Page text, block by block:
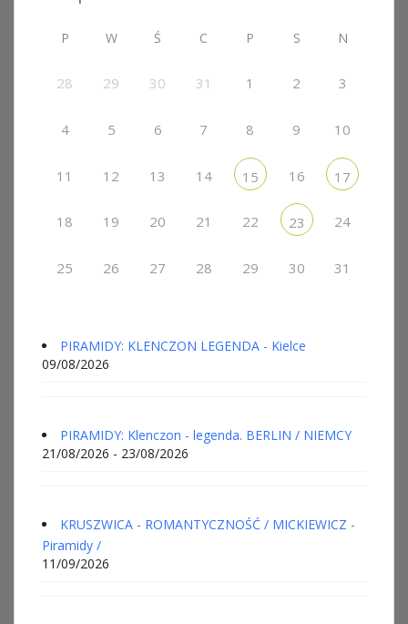
P W Ś C P S N
28 29 30 31 1 2 3
4 5 6 7 8 9 10
11 12 13 14 15 16 17
18 19 20 21 22 23 24
25 26 27 28 29 30 31
PIRAMIDY: KLENCZON LEGENDA - Kielce
09/08/2026
PIRAMIDY: Klenczon - legenda. BERLIN / NIEMCY
21/08/2026 - 23/08/2026
KRUSZWICA - ROMANTYCZNOŚĆ / MICKIEWICZ -
Piramidy /
11/09/2026